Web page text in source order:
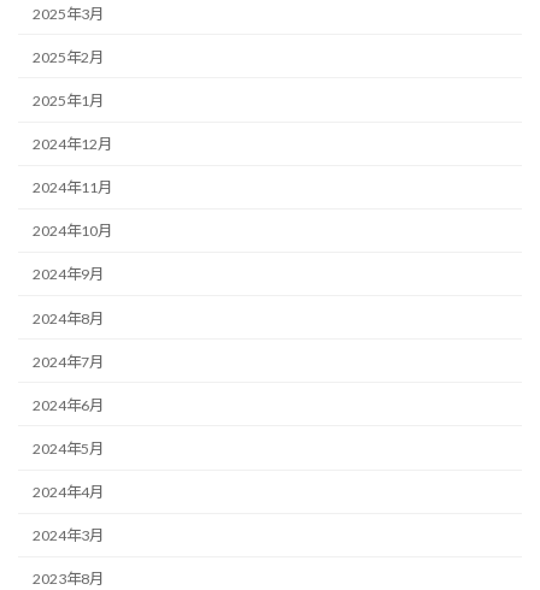
2025年3月
2025年2月
2025年1月
2024年12月
2024年11月
2024年10月
2024年9月
2024年8月
2024年7月
2024年6月
2024年5月
2024年4月
2024年3月
2023年8月